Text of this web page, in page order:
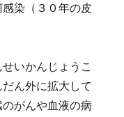
染（３０年の皮
いかんじょうこ
ん外に拡大して
がんや血液の病